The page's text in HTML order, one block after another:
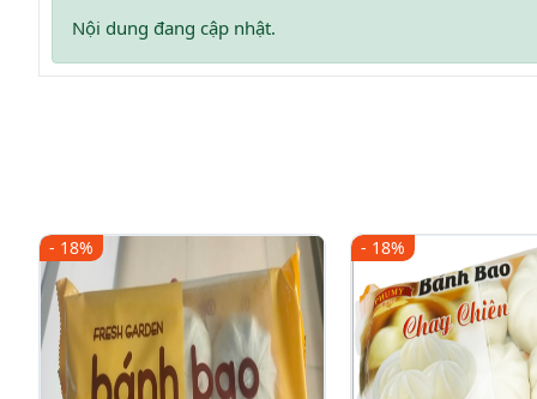
Nội dung đang cập nhật.
- 18% - 18%